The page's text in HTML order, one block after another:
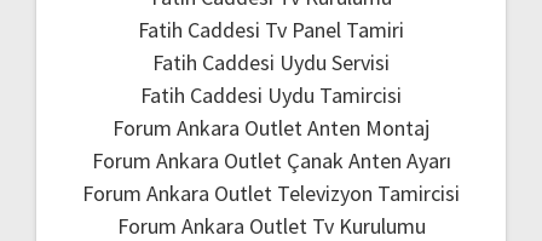
Fatih Caddesi Tv Panel Tamiri
Fatih Caddesi Uydu Servisi
Fatih Caddesi Uydu Tamircisi
Forum Ankara Outlet Anten Montaj
Forum Ankara Outlet Çanak Anten Ayarı
Forum Ankara Outlet Televizyon Tamircisi
Forum Ankara Outlet Tv Kurulumu